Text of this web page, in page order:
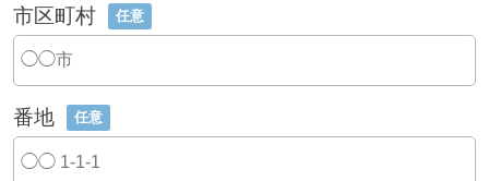
市区町村 任意
番地 任意